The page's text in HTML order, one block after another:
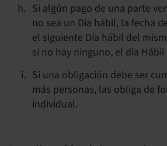
Si algún pago de una parte
no sea un Día hábil, la fecha
el siguiente Día hábil del
si no hay ninguno, el día
Si una obligación debe ser
más personas, las obliga de
individual.